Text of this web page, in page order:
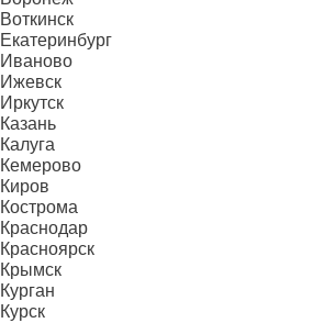
Воткинск
Екатеринбург
Иваново
Ижевск
Иркутск
Казань
Калуга
Кемерово
Киров
Кострома
Краснодар
Красноярск
Крымск
Курган
Курск